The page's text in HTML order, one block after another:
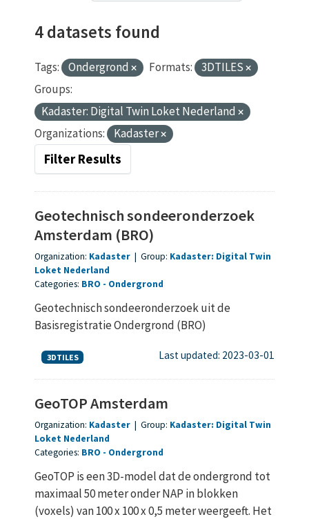
4 datasets found
Tags: Ondergrond Formats:
3DTILES
Groups:
Kadaster: Digital Twin Loket Nederland
Organizations:
Kadaster
Filter Results
Geotechnisch sondeeronderzoek
Amsterdam (BRO)
Organization: Kadaster | Group: Kadaster: Digital Twin
Loket Nederland
Categories: BRO Ondergrond
Geotechnisch sondeeronderzoek uit de
Basisregistratie Ondergrond (BRO)
3DTILES Last updated: 2023-03-01
GeoTOP Amsterdam
Organization: Kadaster | Group: Kadaster: Digital Twin
Loket Nederland
Categories: BRO Ondergrond
GeoTOP is een 3D-model dat de ondergrond tot
maximaal 50 meter onder NAP in blokken
(voxels) van 100 x 100 x 0,5 meter weergeeft. Het